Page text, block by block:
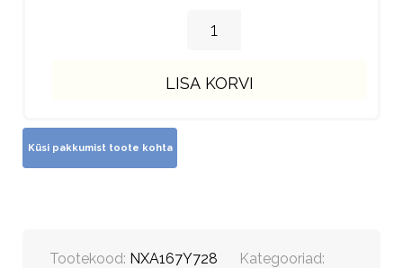
LISA KORVI
Tootekood: NXA167Y728
Kategooriad: